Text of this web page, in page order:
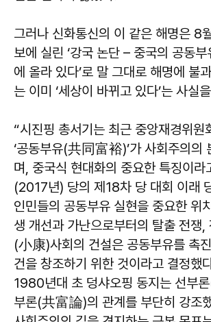
그러나 신화통신의 이 같은 해명은 8
보에 실린 ‘강국 논단 – 중국의 공동부
에 올라 있다’로 말 그대로 해명에 불
는 이미 ‘세상이 바뀌고 있다’는 사실
“시진핑 총서기는 최근 중앙재경위원
‘공동부유(共同富裕)’가 사회주의의
며, 중국식 현대화의 중요한 특징이라
(2017년) 당의 제18차 당 대회 이래
인민들의 공동부유 실현을 중요한 위
생 개선과 가난으로부터의 탈출 전쟁,
(小康)사회의 건설은 공동부유를 촉
건을 창조하기 위한 것이라고 결정했다
1980년대 초 덩샤오핑 동지는 선부
부론(共富論)의 관계를 부단히 강조